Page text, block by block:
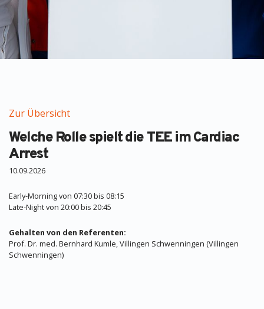
Zur Übersicht
Welche Rolle spielt die TEE im Cardiac
Arrest
10.09.2026
Early-Morning von 07:30 bis 08:15
Late-Night von 20:00 bis 20:45
Gehalten von den Referenten:
Prof. Dr. med. Bernhard Kumle, Villingen Schwenningen (Villingen
Schwenningen)